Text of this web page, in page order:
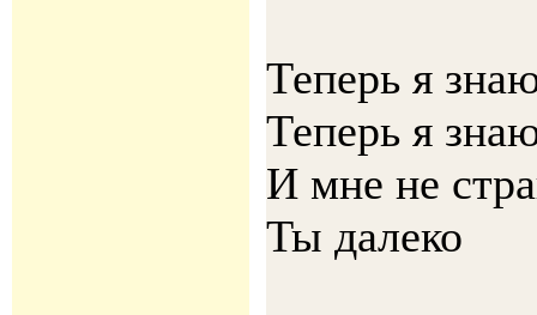
Теперь я
Теперь я
И мне не
Ты далеко